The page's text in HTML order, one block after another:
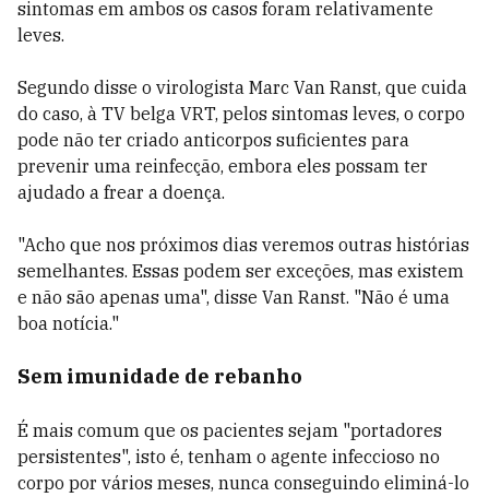
sintomas em ambos os casos foram relativamente
leves.
Segundo disse o virologista Marc Van Ranst, que cuida
do caso, à TV belga VRT, pelos sintomas leves, o corpo
pode não ter criado anticorpos suficientes para
prevenir uma reinfecção, embora eles possam ter
ajudado a frear a doença.
"Acho que nos próximos dias veremos outras histórias
semelhantes. Essas podem ser exceções, mas existem
e não são apenas uma", disse Van Ranst. "Não é uma
boa notícia."
Sem imunidade de rebanho
É mais comum que os pacientes sejam "portadores
persistentes", isto é, tenham o agente infeccioso no
corpo por vários meses, nunca conseguindo eliminá-lo